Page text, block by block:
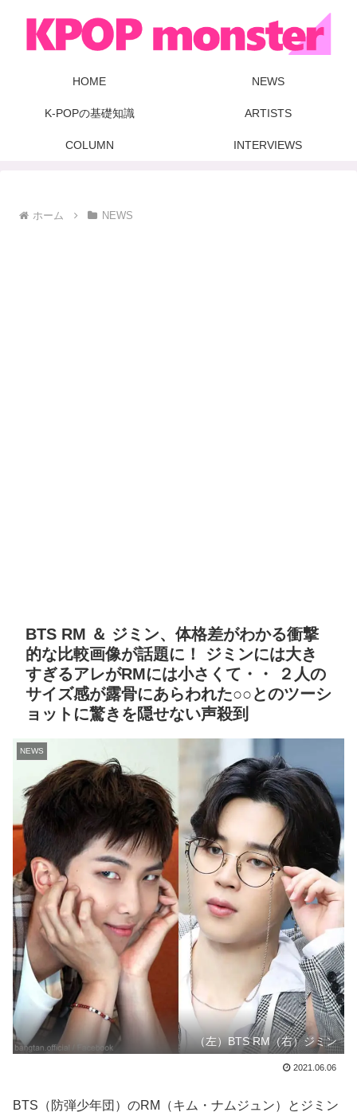
HOME NEWS
K-POPの基礎知識 ARTISTS
COLUMN INTERVIEWS
ホーム NEWS
BTS RM ＆ ジミン、体格差がわかる衝撃
的な比較画像が話題に！ ジミンには大き
すぎるアレがRMには小さくて・・ ２人の
サイズ感が露骨にあらわれた○○とのツーシ
ョットに驚きを隠せない声殺到
NEWS
（左）BTS RM（右）ジミン
2021.06.06
BTS（防弾少年団）のRM（キム・ナムジュン）とジミン